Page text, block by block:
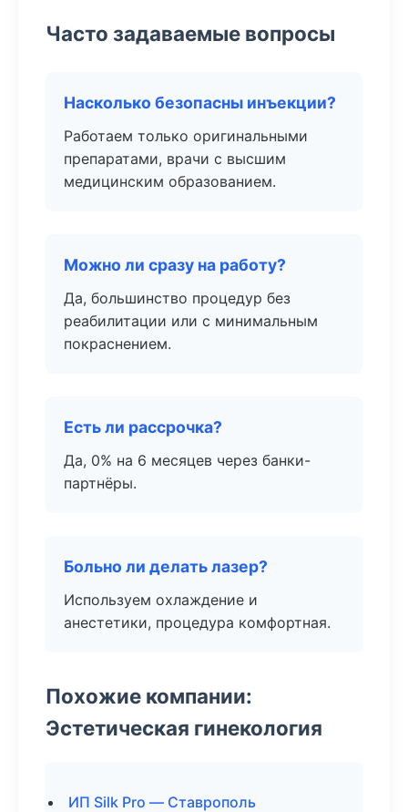
Часто задаваемые вопросы
Насколько безопасны инъекции?
Работаем только оригинальными
препаратами, врачи с высшим
медицинским образованием.
Можно ли сразу на работу?
Да, большинство процедур без
реабилитации или с минимальным
покраснением.
Есть ли рассрочка?
Да, 0% на 6 месяцев через банки-
партнёры.
Больно ли делать лазер?
Используем охлаждение и
анестетики, процедура комфортная.
Похожие компании:
Эстетическая гинекология
ИП Silk Pro — Ставрополь